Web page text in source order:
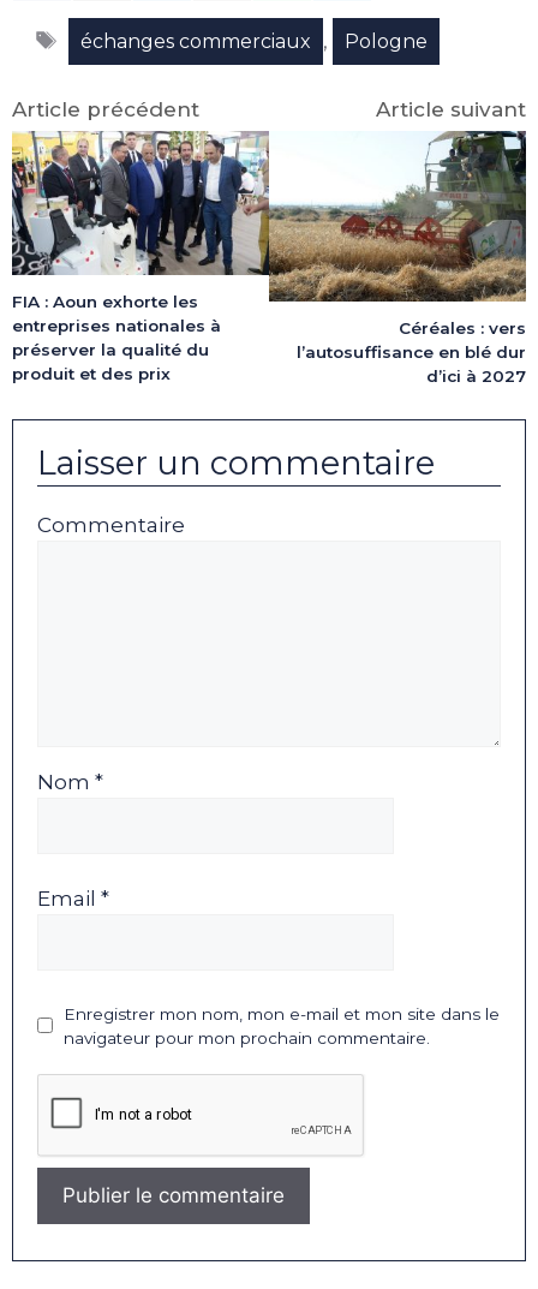
Facebook
X
(Twitter)
LinkedInEmailWhatsAppTelegram
Étiquettes
échanges commerciaux , Pologne
Article précédent
FIA : Aoun exhorte les
entreprises nationales à
préserver la qualité du
produit et des prix
Article suivant
Céréales : vers
l’autosuffisance en blé dur
d’ici à 2027
Laisser un commentaire
Commentaire
Nom *
Email *
Enregistrer mon nom, mon e-mail et mon site dans le
navigateur pour mon prochain commentaire.